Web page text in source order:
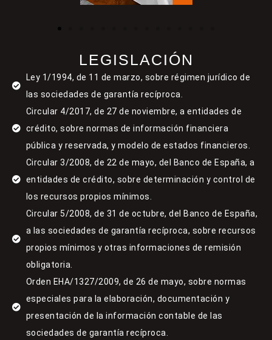
LEGISLACIÓN
Ley 1/1994, de 11 de marzo, sobre régimen jurídico de
las sociedades de garantía recíproca.
Circular 4/2017, de 27 de noviembre, a entidades de
crédito, sobre normas de información financiera
pública y reservada, y modelo de estados financieros.
Circular 3/2008, de 22 de mayo, del Banco de España, a
entidades de crédito, sobre determinación y control de
los recursos propios mínimos.
Circular 5/2008, de 31 de octubre, del Banco de España,
a las sociedades de garantía recíproca, sobre recursos
propios mínimos y otras informaciones de remisión
obligatoria.
Orden EHA/1327/2009, de 26 de mayo, sobre normas
especiales para la elaboración, documentación y
presentación de la información contable de las
sociedades de garantía recíproca.